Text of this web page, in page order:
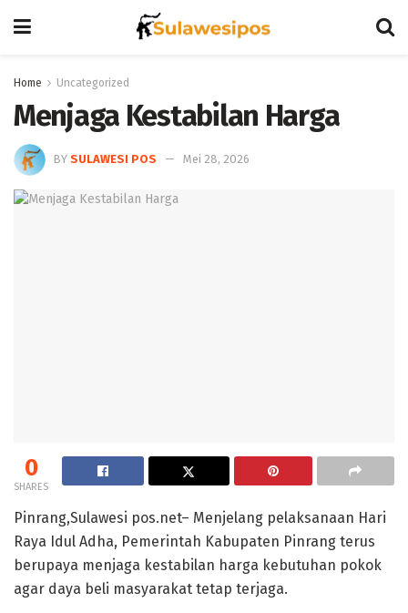
Home Uncategorized
Menjaga Kestabilan Harga
BY SULAWESI POS Mei 28, 2026
0
SHARES
Pinrang,Sulawesi pos.net– Menjelang pelaksanaan Hari
Raya Idul Adha, Pemerintah Kabupaten Pinrang terus
berupaya menjaga kestabilan harga kebutuhan pokok
agar daya beli masyarakat tetap terjaga.